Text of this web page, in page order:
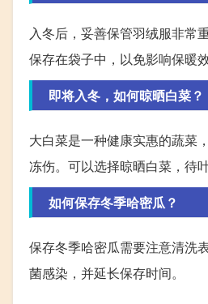
入冬后，妥善保管羽绒服非常
保存在袋子中，以免影响保暖效
即将入冬，如何晾晒白菜？
大白菜是一种健康实惠的蔬菜
冻伤。可以选择晾晒白菜，待
如何保存冬季哈密瓜？
保存冬季哈密瓜需要注意清洗
菌感染，并延长保存时间。